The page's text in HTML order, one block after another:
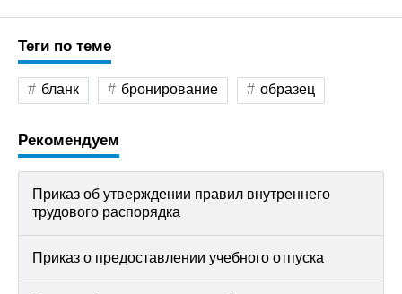
Теги по теме
бланк бронирование образец
Рекомендуем
Приказ об утверждении правил внутреннего
трудового распорядка
Приказ о предоставлении учебного отпуска